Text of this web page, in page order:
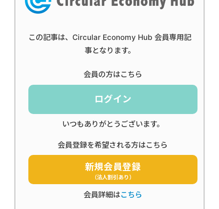
この記事は、Circular Economy Hub 会員専用記
事となります。
会員の方はこちら
ログイン
いつもありがとうございます。
会員登録を希望される方はこちら
新規会員登録
（法人割引あり）
会員詳細はこちら